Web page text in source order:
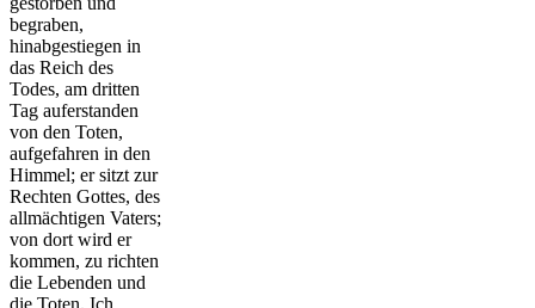
begraben,
hinabgestiegen in
das Reich des
Todes, am dritten
Tag auferstanden
von den Toten,
aufgefahren in den
Himmel; er sitzt zur
Rechten Gottes, des
allmächtigen Vaters;
von dort wird er
kommen, zu richten
die Lebenden und
die Toten. Ich